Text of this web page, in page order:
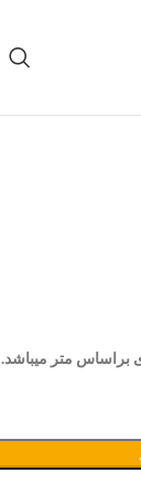
براساس متر میباشد.